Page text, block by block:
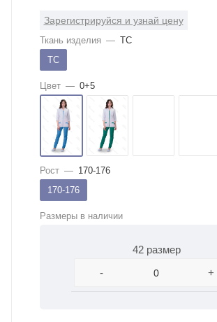
Зарегистрируйся и узнай цену
Ткань изделия — ТС
ТС
Цвет — 0+5
Рост — 170-176
170-176
Размеры в наличии
42 размер
-
+